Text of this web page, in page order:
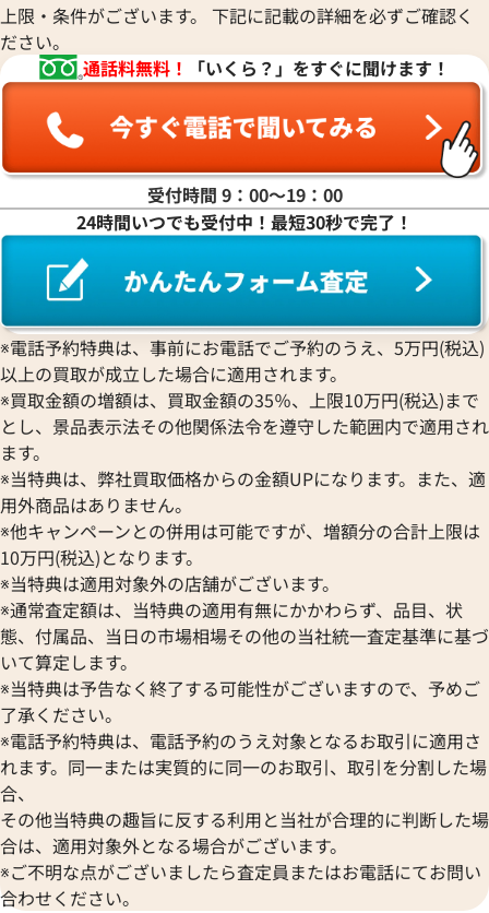
上限・条件がございます。 下記に記載の詳細を必ずご確認く
ださい。
通話料無料！
「いくら？」をすぐに聞けます！
受付時間 9：00〜19：00
24時間いつでも受付中！最短30秒で完了！
※電話予約特典は、事前にお電話でご予約のうえ、5万円(税込)
以上の買取が成立した場合に適用されます。
※買取金額の増額は、買取金額の35％、上限10万円(税込)まで
とし、景品表示法その他関係法令を遵守した範囲内で適用され
ます。
※当特典は、弊社買取価格からの金額UPになります。また、適
用外商品はありません。
※他キャンペーンとの併用は可能ですが、増額分の合計上限は
10万円(税込)となります。
※当特典は適用対象外の店舗がございます。
※通常査定額は、当特典の適用有無にかかわらず、品目、状
態、付属品、当日の市場相場その他の当社統一査定基準に基づ
いて算定します。
※当特典は予告なく終了する可能性がございますので、予めご
了承ください。
※電話予約特典は、電話予約のうえ対象となるお取引に適用さ
れます。同一または実質的に同一のお取引、取引を分割した場
合、
その他当特典の趣旨に反する利用と当社が合理的に判断した場
合は、適用対象外となる場合がございます。
※ご不明な点がございましたら査定員またはお電話にてお問い
合わせください。